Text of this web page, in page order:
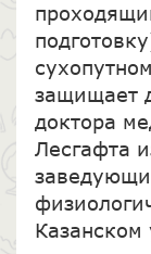
защищает
доктора
Лесгафта
Казанском